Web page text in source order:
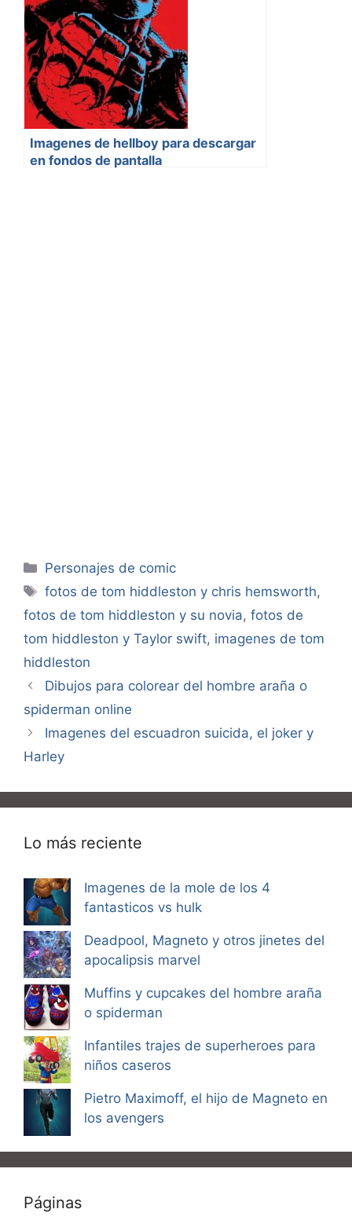
Imagenes de hellboy para descargar
en fondos de pantalla
Categorías
Personajes de comic
Etiquetas
fotos de tom hiddleston y chris hemsworth,
fotos de tom hiddleston y su novia, fotos de
tom hiddleston y Taylor swift, imagenes de tom
hiddleston
Dibujos para colorear del hombre araña o
spiderman online
Imagenes del escuadron suicida, el joker y
Harley
Lo más reciente
Imagenes de la mole de los 4
fantasticos vs hulk
Deadpool, Magneto y otros jinetes del
apocalipsis marvel
Muffins y cupcakes del hombre araña
o spiderman
Infantiles trajes de superheroes para
niños caseros
Pietro Maximoff, el hijo de Magneto en
los avengers
Páginas